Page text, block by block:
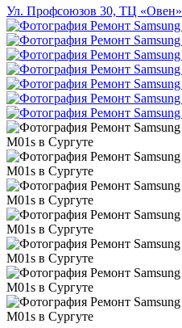
Ул. Профсоюзов 30, ТЦ «Овен»